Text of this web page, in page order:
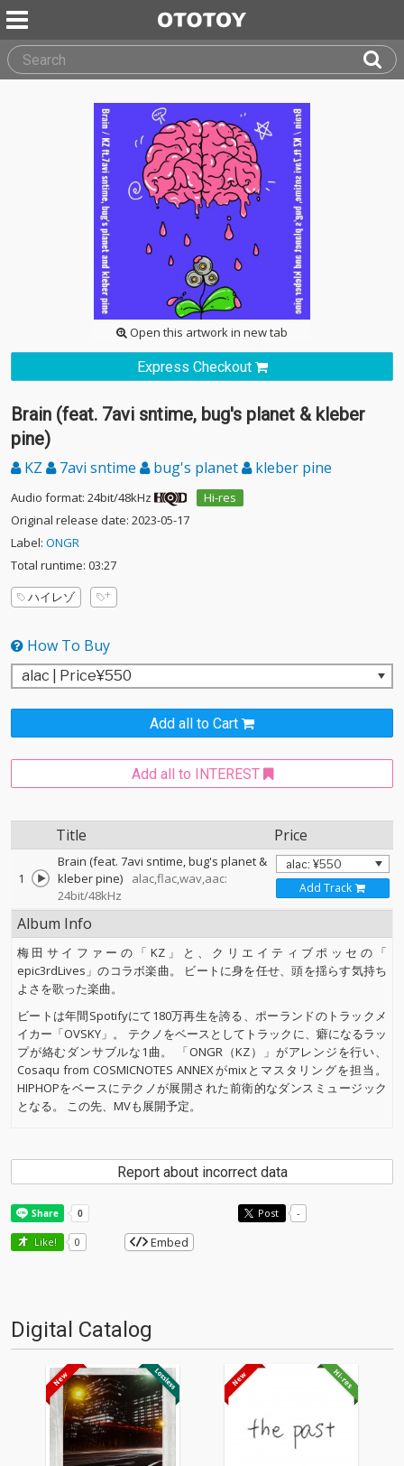
Open this artwork in new tab
Express Checkout
Brain (feat. 7avi sntime, bug's planet & kleber
pine)
KZ 7avi sntime bug's planet kleber pine
Audio format: 24bit/48kHz
Hi-res
Original release date: 2023-05-17
Label: ONGR
Total runtime: 03:27
ハイレゾ
How To Buy
Add all to Cart
Add all to INTEREST
Title Price
1
Brain (feat. 7avi sntime, bug's planet &
kleber pine)
alac,flac,wav,aac:
24bit/48kHz
Add Track
Album Info
梅田サイファーの「KZ」と、クリエイティブポッセの「
epic3rdLives」のコラボ楽曲。 ビートに身を任せ、頭を揺らす気持ち
よさを歌った楽曲。
ビートは年間Spotifyにて180万再生を誇る、ポーランドのトラックメ
イカー「OVSKY」。 テクノをベースとしてトラックに、癖になるラッ
プが絡むダンサブルな1曲。 「ONGR（KZ）」がアレンジを行い、
Cosaqu from COSMICNOTES ANNEXがmixとマスタリングを担当。
HIPHOPをベースにテクノが展開された前衛的なダンスミュージック
となる。 この先、MVも展開予定。
Report about incorrect data
Post -
Like! 0 Embed
Digital Catalog